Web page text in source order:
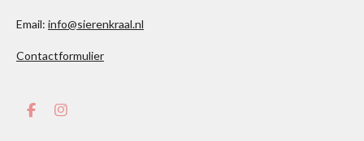
Email: info@sierenkraal.nl
Contactformulier
F
I